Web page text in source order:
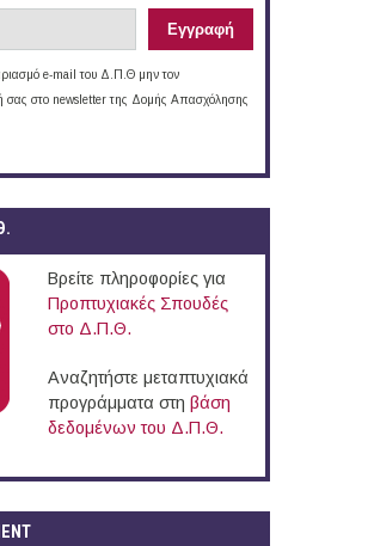
e-mail του Δ.Π.Θ μην τον
σας στο newsletter της Δομής Απασχόλησης
Βρείτε πληροφορίες για
Προπτυχιακές Σπουδές
στο Δ.Π.Θ.
Αναζητήστε μεταπτυχιακά
προγράμματα στη βάση
δεδομένων του Δ.Π.Θ.